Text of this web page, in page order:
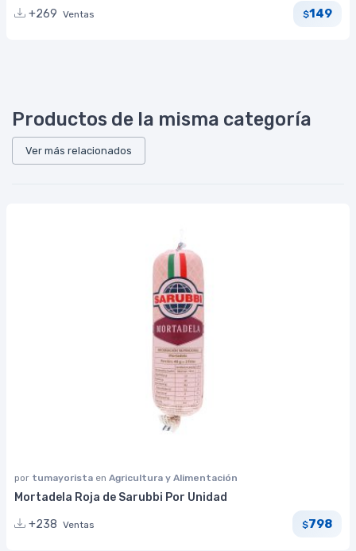
+269 Ventas $149
Productos de la misma categoría
Ver más relacionados
por tumayorista en Agricultura y Alimentación
Mortadela Roja de Sarubbi Por Unidad
+238 Ventas $798